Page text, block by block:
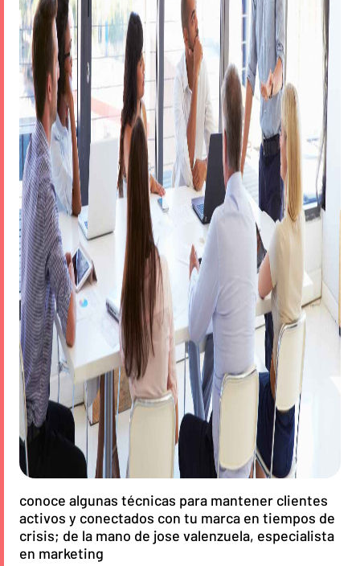
conoce algunas técnicas para mantener clientes
activos y conectados con tu marca en tiempos de
crisis; de la mano de jose valenzuela, especialista
en marketing